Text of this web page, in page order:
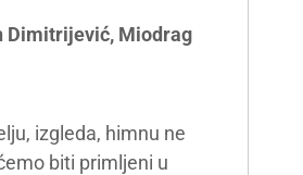
Dimitrijević, Miodrag
izgleda, himnu ne
biti primljeni u